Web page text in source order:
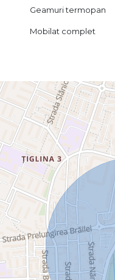
Geamuri termopan
Mobilat complet